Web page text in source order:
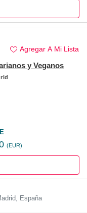
Agregar A Mi Lista
y Veganos
(EUR)
España